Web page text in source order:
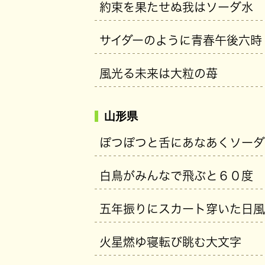
約束を果たせぬ我はソーダ水
サイダーのように青春午後六時
風光る未来は大粒の苺
山形県
ぽつぽつと舌にあなあくソー
白鳥がみんなで飛ぶと６０度
五年振りにスカート穿いた日
火星燃ゆ寝転び眺む大文字